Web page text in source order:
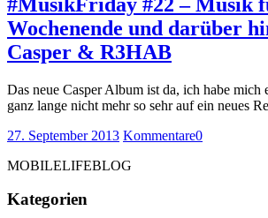
Wochenende und darüber
Casper & R3HAB
Das neue Casper Album ist da, ich habe mich
ganz lange nicht mehr so sehr auf ein neues
27. September 2013 Kommentare0
MOBILELIFEBLOG
Kategorien